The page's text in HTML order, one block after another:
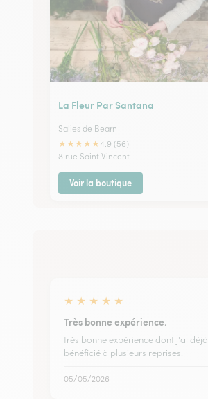
La Fleur Par Santana
Salies de Bearn
★★★★★4.9 (56)
8 rue Saint Vincent
Voir la boutique
★ ★ ★ ★ ★
Très bonne expérience.
très bonne expérience dont j'ai déjà
bénéficié à plusieurs reprises.
05/05/2026